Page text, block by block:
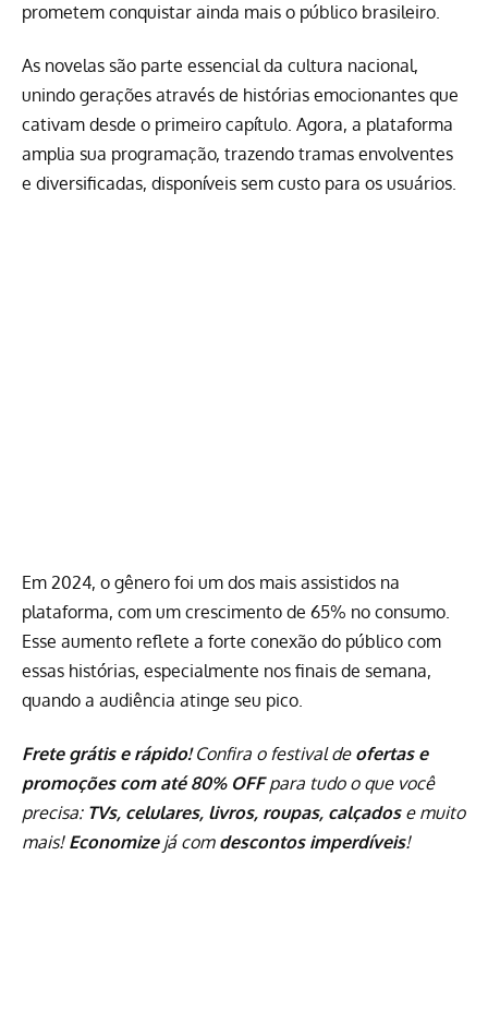
prometem conquistar ainda mais o público brasileiro.
As novelas são parte essencial da cultura nacional,
unindo gerações através de histórias emocionantes que
cativam desde o primeiro capítulo. Agora, a plataforma
amplia sua programação, trazendo tramas envolventes
e diversificadas, disponíveis sem custo para os usuários.
Em 2024, o gênero foi um dos mais assistidos na
plataforma, com um crescimento de 65% no consumo.
Esse aumento reflete a forte conexão do público com
essas histórias, especialmente nos finais de semana,
quando a audiência atinge seu pico.
Frete grátis e rápido!Confira o festival de ofertas e
promoções com até 80% OFFpara tudo o que você
precisa: TVs, celulares, livros, roupas, calçadose muito
mais! Economizejá com descontos imperdíveis!